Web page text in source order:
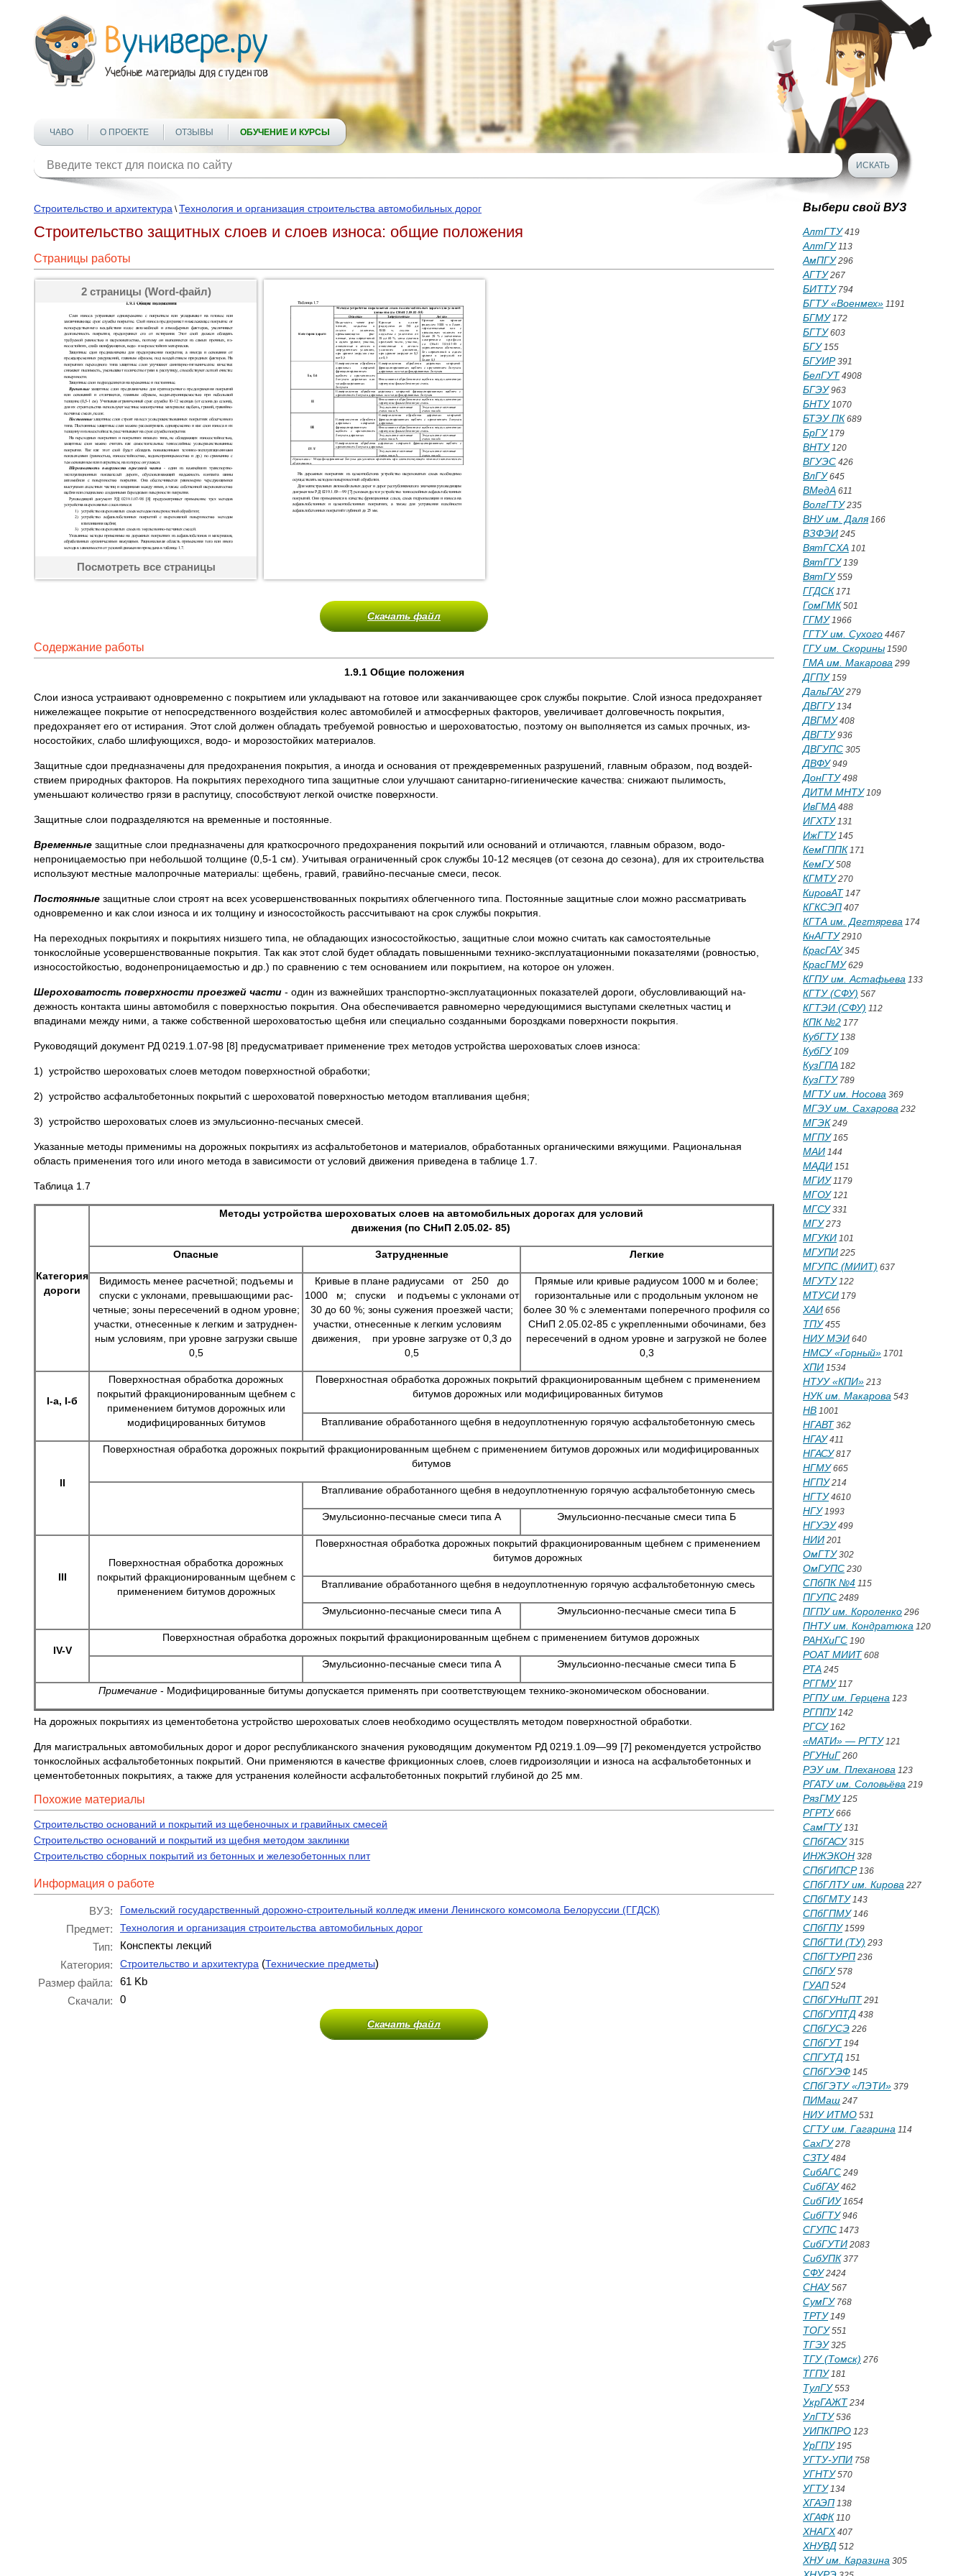
ЧАВО О ПРОЕКТЕ ОТЗЫВЫ ОБУЧЕНИЕ И КУРСЫ
Строительство и архитектура \Технология и организация строительства автомобильных дорог
Строительство защитных слоев и слоев износа: общие положения
Страницы работы
2 страницы (Word-файл)
Посмотреть все страницы
Скачать файл
Содержание работы
1.9.1 Общие положения
Слои износа устраивают одновременно с покрытием или укладывают на готовое или заканчивающее срок службы покрытие. Слой износа предохра­няет
нижележащее покрытие от непосредственного воздействия колес авто­мобилей и атмосферных факторов, увеличивает долговечность покрытия,
предохраняет его от истирания. Этот слой должен обладать требуемой ров­ностью и шероховатостью, поэтому он выполняется из самых прочных, из­
носостойких, слабо шлифующихся, водо- и морозостойких материалов.
Защитные сдои предназначены для предохранения покрытия, а иногда и основания от преждевременных разрушений, главным образом, под воздей­
ствием природных факторов. На покрытиях переходного типа защитные слои улучшают санитарно-гигиенические качества: снижают пылимость,
уменьшают количество грязи в распутицу, способствуют легкой очистке поверхности.
Защитные слои подразделяются на временные и постоянные.
Временные защитные слои предназначены для краткосрочного предо­хранения покрытий или оснований и отличаются, главным образом, водо­
непроницаемостью при небольшой толщине (0,5-1 см). Учитывая ограни­ченный срок службы 10-12 месяцев (от сезона до сезона), для их строитель­ства
используют местные малопрочные материалы: щебень, гравий, гравийно-песчаные смеси, песок.
Постоянные защитные слои строят на всех усовершенствованных по­крытиях облегченного типа. Постоянные защитные слои можно рассматри­вать
одновременно и как слои износа и их толщину и износостойкость рас­считывают на срок службы покрытия.
На переходных покрытиях и покрытиях низшего типа, не обладающих износостойкостью, защитные слои можно считать как самостоятельные
тонкослойные усовершенствованные покрытия. Так как этот слой будет обладать повышенными технико-эксплуатационными показателями (ровно­стью,
износостойкостью, водонепроницаемостью и др.) по сравнению с тем основанием или покрытием, на которое он уложен.
Шероховатость поверхности проезжей части - один из важнейших транспортно-эксплуатационных показателей дороги, обусловливающий на­
дежность контакта шины автомобиля с поверхностью покрытия. Она обес­печивается равномерно чередующимися выступами скелетных частиц и
впадинами между ними, а также собственной шероховатостью щебня или специально созданными бороздками поверхности покрытия.
Руководящий документ РД 0219.1.07-98 [8] предусматривает примене­ние трех методов устройства шероховатых слоев износа:
1) устройство шероховатых слоев методом поверхностной обработки;
2) устройство асфальтобетонных покрытий с шероховатой поверхностью методом втапливания щебня;
3) устройство шероховатых слоев из эмульсионно-песчаных смесей.
Указанные методы применимы на дорожных покрытиях из асфальтобе­тонов и материалов, обработанных органическими вяжущими. Рациональ­ная
область применения того или иного метода в зависимости от условий движения приведена в таблице 1.7.
Таблица 1.7
Категория
дороги
Методы устройства шероховатых слоев на автомобильных дорогах для условий
движения (по СНиП 2.05.02- 85)
Опасные Затрудненные Легкие
Видимость менее рас­четной; подъемы и
спуски с уклонами, превышающими рас­
четные; зоны пересе­чений в одном уровне;
участки, отнесенные к легким и затруднен­
ным условиям, при уровне загрузки свы­ше
0,5
Кривые в плане радиусами от 250 до
1000 м; спуски и подъемы с уклонами от
30 до 60 %; зоны сужения проезжей ча­сти;
участки, отнесенные к легким условиям
движения, при уровне загрузке от 0,3 до
0,5
Прямые или кривые радиусом 1000 м и более;
горизонтальные или с продольным уклоном не
более 30 % с элементами поперечного профиля со
СНиП 2.05.02-85 с укрепленными обочинами, без
пересечений в одном уровне и загрузкой не более
0,3
I-а, I-б
Поверхностная обработка дорожных
покрытий фракционированным щебнем с
применением битумов дорожных или
модифицированных битумов
Поверхностная обработка дорожных покры­тий фракционированным щебнем с примене­нием
битумов дорожных или модифициро­ванных битумов
Втапливание обработанного щебня в недоуплотненную горячую асфальтобетонную смесь
II
Поверхностная обработка дорожных покры­тий фракционированным щебнем с примене­нием битумов дорожных или модифициро­ванных
битумов
Втапливание обработанного щебня в недоуплотненную горячую асфальтобетонную смесь
Эмульсионно-песчаные смеси типа А Эмульсионно-песчаные смеси типа Б
III
Поверхностная обработка дорожных
покрытий фракционированным щебнем с
применением битумов дорожных
Поверхностная обработка дорожных покры­тий фракционированным щебнем с примене­нием
битумов дорожных
Втапливание обработанного щебня в недоуплотненную горячую асфальтобетонную смесь
Эмульсионно-песчаные смеси типа А Эмульсионно-песчаные смеси типа Б
IV-V
Поверхностная обработка дорожных покры­тий фракционированным щебнем с примене­нием битумов дорожных
Эмульсионно-песчаные смеси типа А Эмульсионно-песчаные смеси типа Б
Примечание - Модифицированные битумы допускается применять при соответствую­щем технико-экономическом обосновании.
На дорожных покрытиях из цементобетона устройство шероховатых слоев необходимо осуществлять методом поверхностной обработки.
Для магистральных автомобильных дорог и дорог республиканского значения руководящим документом РД 0219.1.09—99 [7] рекомендуется уст­ройство
тонкослойных асфальтобетонных покрытий. Они применяются в качестве фрикционных слоев, слоев гидроизоляции и износа на асфальтобе­тонных и
цементобетонных покрытиях, а также для устранения колейности асфальтобетонных покрытий глубиной до 25 мм.
Похожие материалы
Строительство оснований и покрытий из щебеночных и гравийных смесей
Строительство оснований и покрытий из щебня методом заклинки
Строительство сборных покрытий из бетонных и железобетонных плит
Информация о работе
ВУЗ: Гомельский государственный дорожно-строительный колледж имени Ленинского комсомола Белоруссии (ГГДСК)
Предмет: Технология и организация строительства автомобильных дорог
Тип:
Конспекты лекций
Категория:
Строительство и архитектура (Технические предметы)
Размер файла:
61 Kb
Скачали:
0
Скачать файл
Выбери свой ВУЗ
АлтГТУ419
АлтГУ113
АмПГУ296
АГТУ267
БИТТУ794
БГТУ «Военмех» 1191
БГМУ172
БГТУ603
БГУ155
БГУИР391
БелГУТ 4908
БГЭУ963
БНТУ1070
БТЭУ ПК 689
БрГУ179
ВНТУ120
ВГУЭС 426
ВлГУ645
ВМедА 611
ВолгГТУ235
ВНУ им. Даля166
ВЗФЭИ 245
ВятГСХА 101
ВятГГУ139
ВятГУ559
ГГДСК 171
ГомГМК 501
ГГМУ1966
ГГТУ им. Сухого 4467
ГГУ им. Скорины 1590
ГМА им. Макарова 299
ДГПУ159
ДальГАУ279
ДВГГУ134
ДВГМУ408
ДВГТУ936
ДВГУПС 305
ДВФУ949
ДонГТУ498
ДИТМ МНТУ109
ИвГМА 488
ИГХТУ131
ИжГТУ145
КемГППК 171
КемГУ508
КГМТУ270
КировАТ 147
КГКСЭП 407
КГТА им. Дегтярева 174
КнАГТУ2910
КрасГАУ345
КрасГМУ629
КГПУ им. Астафьева 133
КГТУ (СФУ) 567
КГТЭИ (СФУ) 112
КПК №2 177
КубГТУ138
КубГУ109
КузГПА 182
КузГТУ789
МГТУ им. Носова 369
МГЭУ им. Сахарова 232
МГЭК 249
МГПУ165
МАИ 144
МАДИ 151
МГИУ1179
МГОУ121
МГСУ331
МГУ273
МГУКИ 101
МГУПИ 225
МГУПС (МИИТ) 637
МГУТУ122
МТУСИ 179
ХАИ 656
ТПУ455
НИУ МЭИ 640
НМСУ «Горный» 1701
ХПИ 1534
НТУУ «КПИ» 213
НУК им. Макарова 543
НВ 1001
НГАВТ 362
НГАУ411
НГАСУ817
НГМУ665
НГПУ214
НГТУ4610
НГУ1993
НГУЭУ499
НИИ 201
ОмГТУ302
ОмГУПС 230
СПбПК №4 115
ПГУПС 2489
ПГПУ им. Короленко 296
ПНТУ им. Кондратюка 120
РАНХиГС 190
РОАТ МИИТ 608
РТА 245
РГГМУ117
РГПУ им. Герцена 123
РГППУ142
РГСУ162
«МАТИ» — РГТУ121
РГУНиГ 260
РЭУ им. Плеханова 123
РГАТУ им. Соловьёва 219
РязГМУ125
РГРТУ666
СамГТУ131
СПбГАСУ315
ИНЖЭКОН 328
СПбГИПСР136
СПбГЛТУ им. Кирова 227
СПбГМТУ143
СПбГПМУ146
СПбГПУ1599
СПбГТИ (ТУ) 293
СПбГТУРП 236
СПбГУ578
ГУАП 524
СПбГУНиПТ 291
СПбГУПТД 438
СПбГУСЭ 226
СПбГУТ 194
СПГУТД 151
СПбГУЭФ 145
СПбГЭТУ «ЛЭТИ» 379
ПИМаш 247
НИУ ИТМО 531
СГТУ им. Гагарина 114
СахГУ278
СЗТУ484
СибАГС 249
СибГАУ462
СибГИУ1654
СибГТУ946
СГУПС 1473
СибГУТИ 2083
СибУПК 377
СФУ2424
СНАУ567
СумГУ768
ТРТУ149
ТОГУ551
ТГЭУ325
ТГУ (Томск) 276
ТГПУ181
ТулГУ553
УкрГАЖТ 234
УлГТУ536
УИПКПРО 123
УрГПУ195
УГТУ-УПИ 758
УГНТУ570
УГТУ134
ХГАЭП 138
ХГАФК 110
ХНАГХ 407
ХНУВД 512
ХНУ им. Каразина 305